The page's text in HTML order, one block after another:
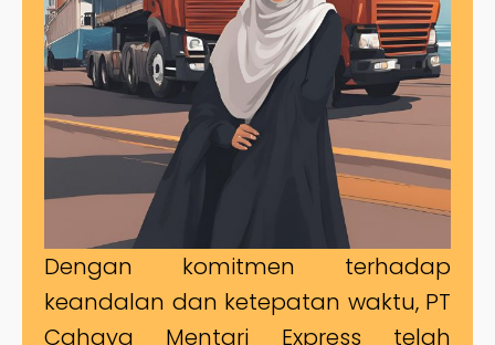
Dengan komitmen terhadap
keandalan dan ketepatan waktu, PT
Cahaya Mentari Express telah